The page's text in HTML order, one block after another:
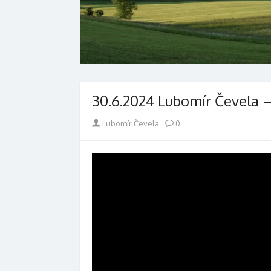
30.6.2024 Lubomír Čevela
Author
Lubomír Čevela 0